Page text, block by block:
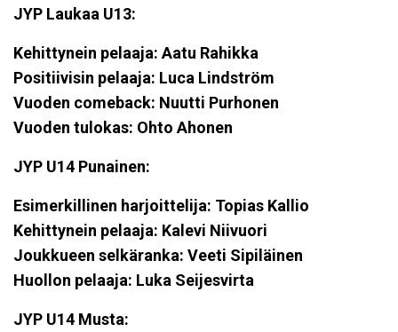
JYP Laukaa U13:
Kehittynein pelaaja: Aatu Rahikka
Positiivisin pelaaja: Luca Lindström
Vuoden comeback: Nuutti Purhonen
Vuoden tulokas: Ohto Ahonen
JYP U14 Punainen:
Esimerkillinen harjoittelija: Topias Kallio
Kehittynein pelaaja: Kalevi Niivuori
Joukkueen selkäranka: Veeti Sipiläinen
Huollon pelaaja: Luka Seijesvirta
JYP U14 Musta: